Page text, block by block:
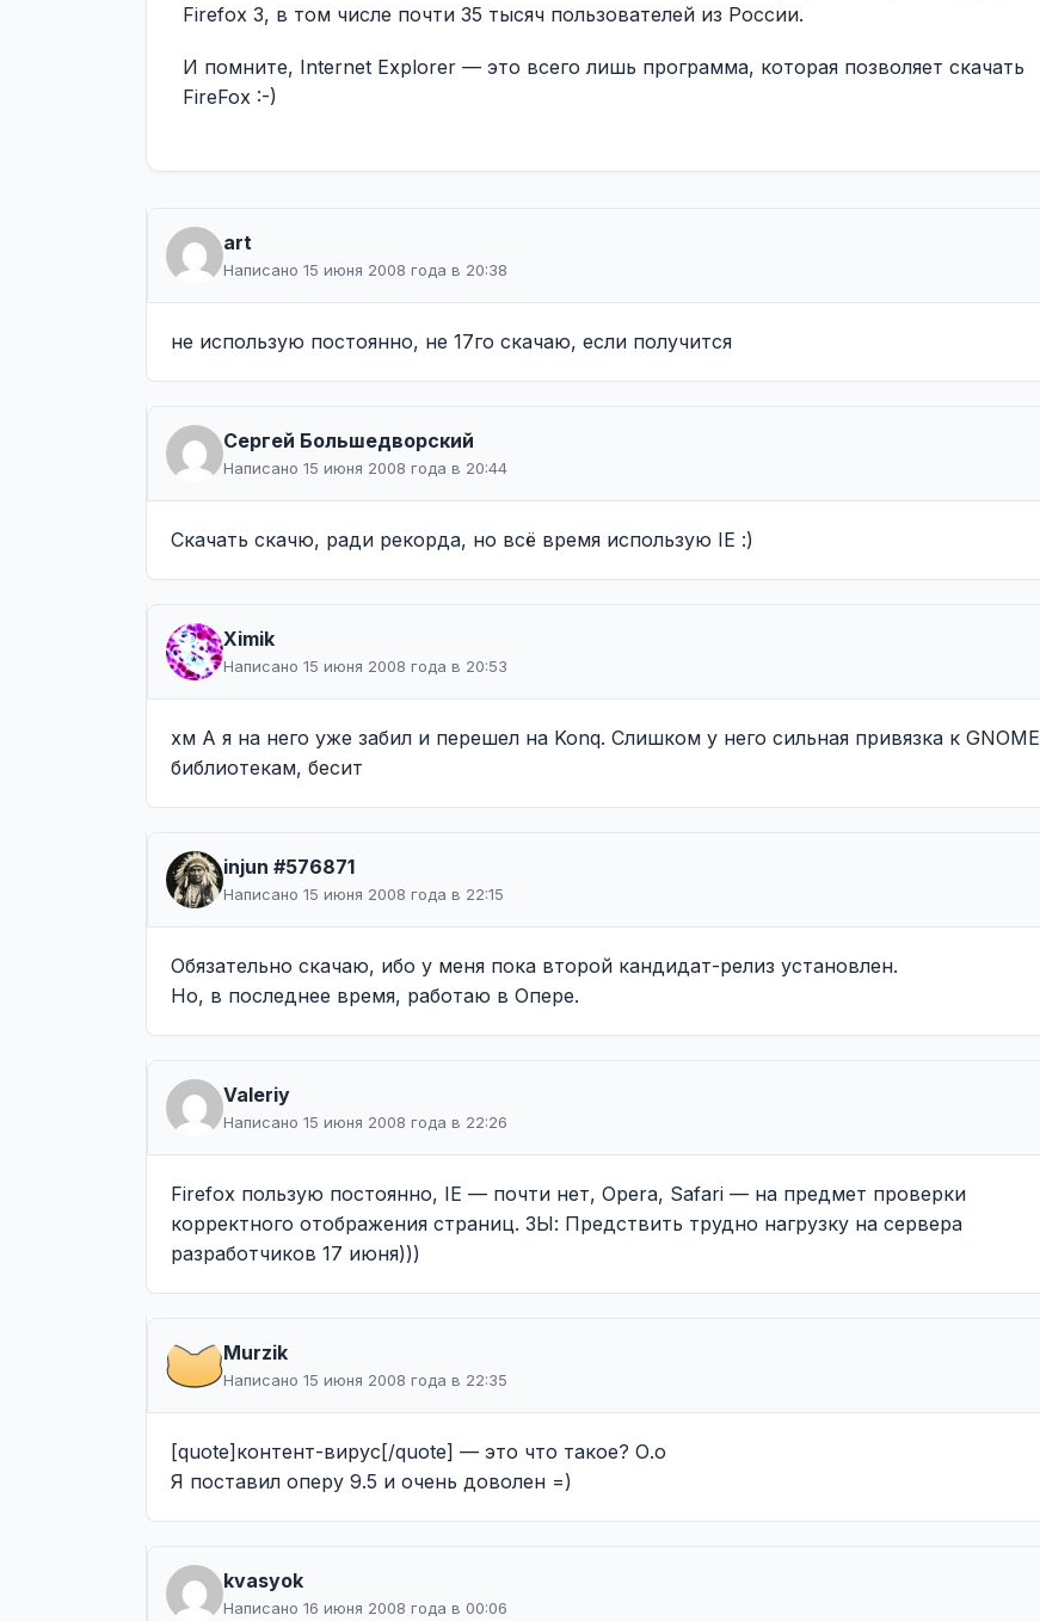
Firefox 3, в том числе почти 35 тысяч пользователей из России.
И помните, Internet Explorer — это всего лишь программа, которая позволяет скачать
FireFox :-)
art
Написано 15 июня 2008 года в 20:38
не использую постоянно, не 17го скачаю, если получится
Сергей Большедворский
Написано 15 июня 2008 года в 20:44
Скачать скачю, ради рекорда, но всё время использую IE :)
Ximik
Написано 15 июня 2008 года в 20:53
хм А я на него уже забил и перешел на Konq. Слишком у него сильная привязка к GNOME
библиотекам, бесит
injun #576871
Написано 15 июня 2008 года в 22:15
Обязательно скачаю, ибо у меня пока второй кандидат-релиз установлен.
Но, в последнее время, работаю в Опере.
Valeriy
Написано 15 июня 2008 года в 22:26
Firefox пользую постоянно, IE — почти нет, Opera, Safari — на предмет проверки
корректного отображения страниц. ЗЫ: Предствить трудно нагрузку на сервера
разработчиков 17 июня)))
Murzik
Написано 15 июня 2008 года в 22:35
[quote]контент-вирус[/quote] — это что такое? О.о
Я поставил оперу 9.5 и очень доволен =)
kvasyok
Написано 16 июня 2008 года в 00:06